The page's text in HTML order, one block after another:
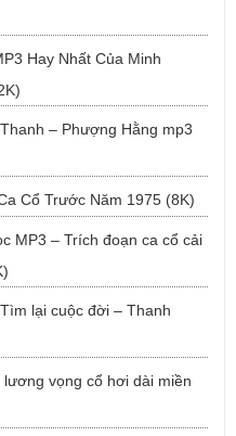
Hay Nhất Của Minh
– Phượng Hằng mp3
Cổ Trước Năm 1975 (8K)
MP3 – Trích đoạn ca cổ cải
lại cuộc đời – Thanh
vọng cổ hơi dài miền